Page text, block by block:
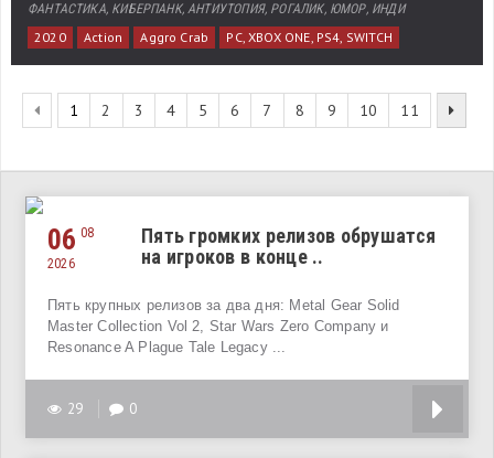
ФАНТАСТИКА, КИБЕРПАНК, АНТИУТОПИЯ, РОГАЛИК, ЮМОР, ИНДИ
2020 Action Aggro Crab PC, XBOX ONE, PS4, SWITCH
1 2 3 4 5 6 7 8 9 10 11
06 08
2026
Пять громких релизов обрушатся
на игроков в конце ..
Пять крупных релизов за два дня: Metal Gear Solid
Master Collection Vol 2, Star Wars Zero Company и
Resonance A Plague Tale Legacy ...
29 0